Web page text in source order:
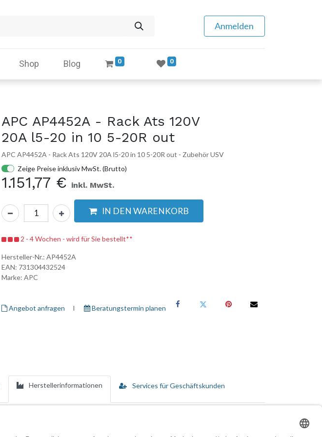
Anmelden
Shop Blog 0 0
APC AP4452A - Rack Ats 120V
20A l5-20 in 10 5-20R out
APC AP4452A - Rack Ats 120V 20A l5-20 in 10 5-20R out - Zubehör USV
Zeige Preise inklusiv MwSt. (Brutto)
1.151,77 € inkl. MwSt.
IN DEN WARENKORB
2 - 4 Wochen - wird für Sie bestellt**
Hersteller-Nr.: AP4452A
EAN: 731304432524
Marke: APC
Angebot anfragen I ​ Beratungstermin planen
Herstellerinformationen Services für Geschäftskunden